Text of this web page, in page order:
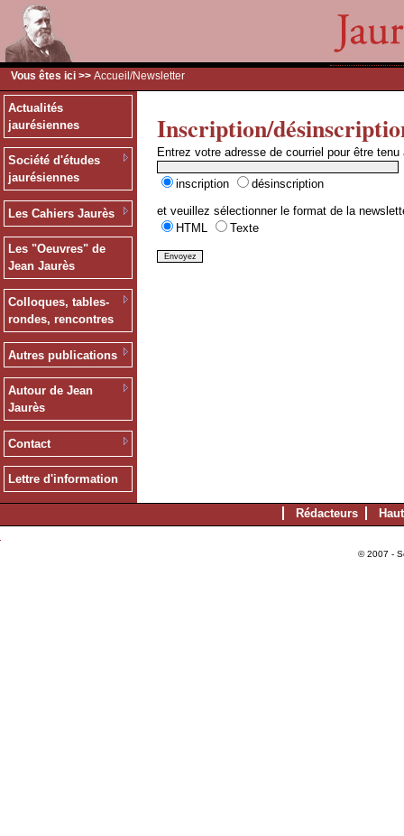
Vous êtes ici >> Accueil /Newsletter
Actualités
jaurésiennes
Société d'études
jaurésiennes
Les Cahiers Jaurès
Les "Oeuvres" de
Jean Jaurès
Colloques, tables-
rondes, rencontres
Autres publications
Autour de Jean
Jaurès
Contact
Lettre d'information
Inscription/
Entrez votre adresse de courriel pour être
inscription
désinscription
et veuillez sélectionner le format de la
HTML
Texte
Rédacteurs
© 2007 -